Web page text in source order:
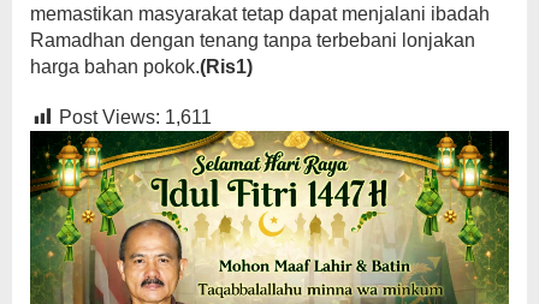
memastikan masyarakat tetap dapat menjalani ibadah
Ramadhan dengan tenang tanpa terbebani lonjakan
harga bahan pokok.(Ris1)
Post Views: 1,611